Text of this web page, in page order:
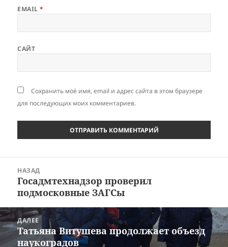
EMAIL*
САЙТ
Сохранить моё имя, email и адрес сайта в этом браузере
для последующих моих комментариев.
записям
НАЗАД
Предыдущая
запись:
Госадмтехнадзор проверил
подмосковные ЗАГСы
ДАЛЕЕ
Следующая
запись:
Татьяна Витушева продолжает объезд
наукоградов